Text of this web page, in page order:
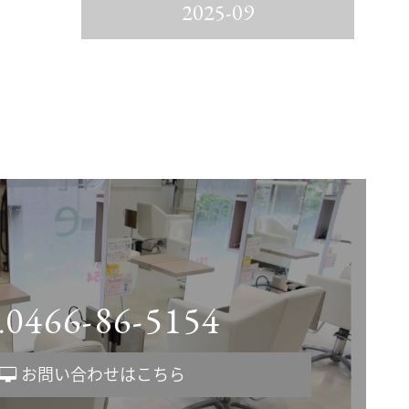
2025-09
0466-86-5154
お問い合わせはこちら